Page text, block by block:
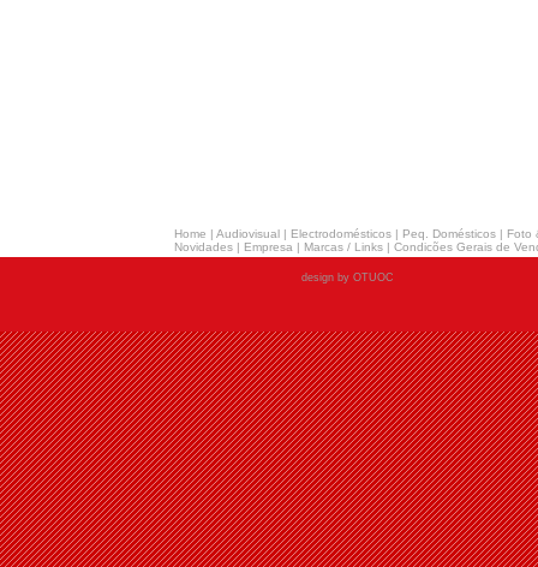
Home | Audiovisual | Electrodomésticos | Peq. Domésticos | Foto
Novidades | Empresa | Marcas / Links | Condicões Gerais de
design by OTUOC